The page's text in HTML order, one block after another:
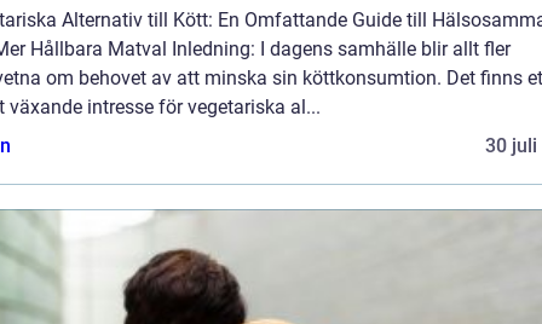
Alternativ till Kött: En Omfattande Guide till
Hållbara Matval Inledning: I dagens samhälle blir allt fler
om behovet av att minska sin köttkonsumtion. Det finns
växande intresse för vegetariska al...
30 juli